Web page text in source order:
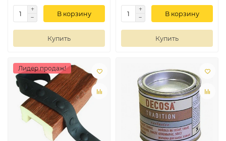
В корзину
Купить
В корзину
Купить
Лидер продаж!